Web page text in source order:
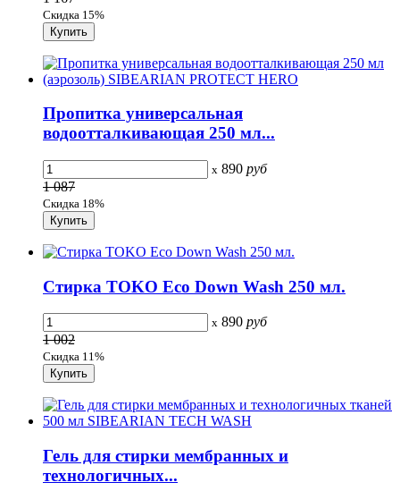
Скидка 15%
Пропитка универсальная
водоотталкивающая 250 мл...
x 890 руб
1 087
Скидка 18%
Стирка TOKO Eco Down Wash 250 мл.
x 890 руб
1 002
Скидка 11%
Гель для стирки мембранных и
технологичных...